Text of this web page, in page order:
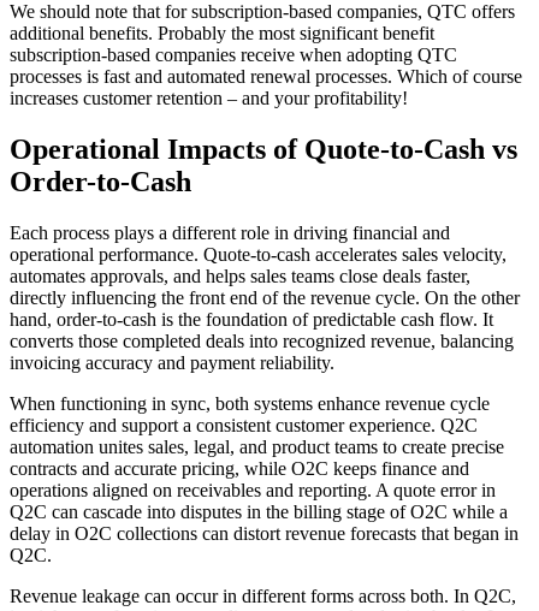
We should note that for subscription-based companies, QTC offers
additional benefits. Probably the most significant benefit
subscription-based companies receive when adopting QTC
processes is fast and automated renewal processes. Which of course
increases customer retention – and your profitability!
Operational Impacts of Quote-to-Cash vs
Order-to-Cash
Each process plays a different role in driving financial and
operational performance. Quote-to-cash accelerates sales velocity,
automates approvals, and helps sales teams close deals faster,
directly influencing the front end of the revenue cycle. On the other
hand, order-to-cash is the foundation of predictable cash flow. It
converts those completed deals into recognized revenue, balancing
invoicing accuracy and payment reliability.
When functioning in sync, both systems enhance revenue cycle
efficiency and support a consistent customer experience. Q2C
automation unites sales, legal, and product teams to create precise
contracts and accurate pricing, while O2C keeps finance and
operations aligned on receivables and reporting. A quote error in
Q2C can cascade into disputes in the billing stage of O2C while a
delay in O2C collections can distort revenue forecasts that began in
Q2C.
Revenue leakage can occur in different forms across both. In Q2C,